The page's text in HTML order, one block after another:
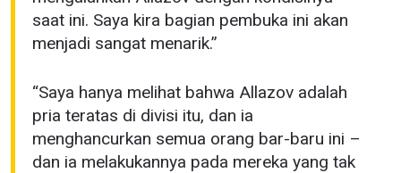
saat ini. Saya kira bagian pembuka ini akan
menjadi sangat menarik.”
“Saya hanya melihat bahwa Allazov adalah
pria teratas di divisi itu, dan ia
menghancurkan semua orang bar-baru ini –
dan ia melakukannya pada mereka yang tak